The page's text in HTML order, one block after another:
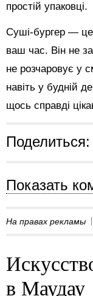
простій упаковці.
Суші-бургер —
ваш час. Він не
не розчаровує у
навіть у будній
щось справді
Поделиться:
Показать
На правах рекламы
в Маудау